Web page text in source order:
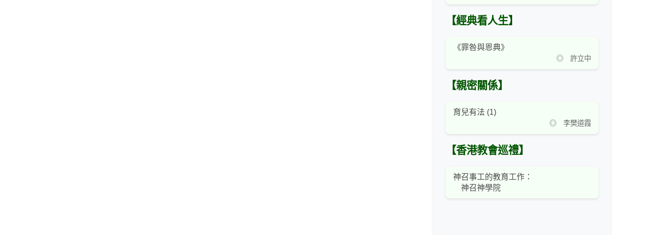
【經典看人生】
《罪咎與恩典》
◎ 許立中
【親密關係】
育兒有法 (1)
◎ 李樊道霞
【香港教會巡禮】
神召事工的教育工作：
神召神學院